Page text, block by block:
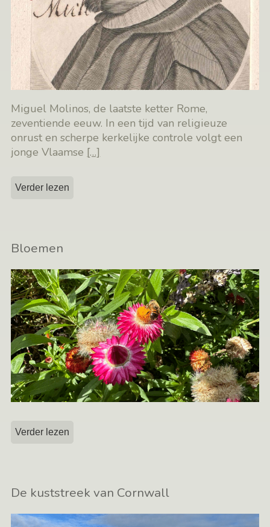
Miguel Molinos, de laatste ketter Rome,
zeventiende eeuw. In een tijd van religieuze
onrust en scherpe kerkelijke controle volgt een
jonge Vlaamse […]
Verder lezen
Bloemen
Verder lezen
De kuststreek van Cornwall